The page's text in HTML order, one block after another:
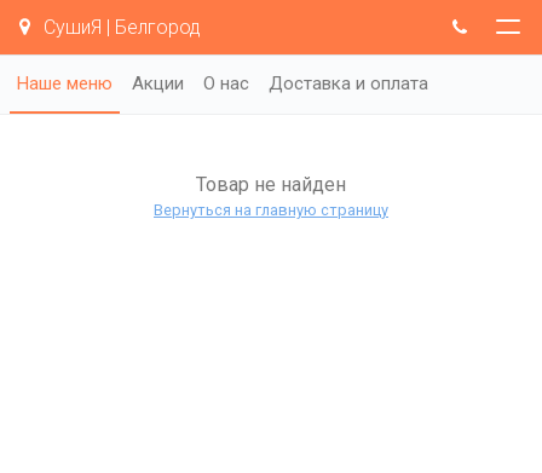
СушиЯ | Белгород
Наше меню Акции О нас Доставка и оплата
Товар не найден
Вернуться на главную страницу